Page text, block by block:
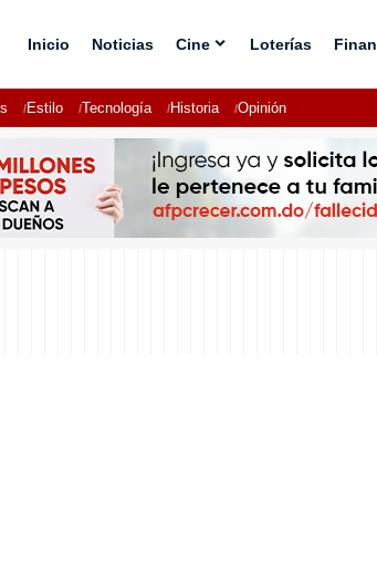
Inicio Noticias Cine Loterías
Estilo Tecnología Historia Opinión